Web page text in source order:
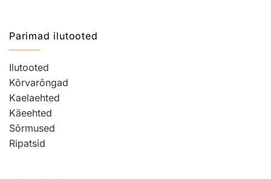
Parimad ilutooted
Ilutooted
Kõrvarõngad
Kaelaehted
Käeehted
Sõrmused
Ripatsid